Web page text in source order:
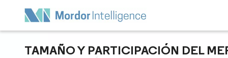
TAMAÑO Y PARTICIPACIÓN DEL